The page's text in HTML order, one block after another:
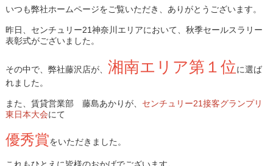
いつも弊社ホームページをご覧いただき、ありがとうございます。
昨日、センチュリー21神奈川エリアにおいて、秋季セールスラリー
表彰式がございました。
その中で、弊社藤沢店が、 湘南エリア第１位に選ば
れました。
また、賃貸営業部 藤島あかりが、 センチュリー21接客グランプリ
東日本大会にて
優秀賞をいただきました。
これもひとえに皆様のおかげでございます。